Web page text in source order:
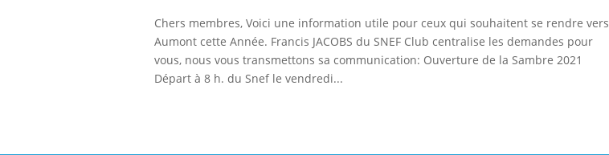
Chers membres, Voici une information utile pour ceux qui souhaitent se rendre vers
Aumont cette Année. Francis JACOBS du SNEF Club centralise les demandes pour
vous, nous vous transmettons sa communication: Ouverture de la Sambre 2021
Départ à 8 h. du Snef le vendredi...